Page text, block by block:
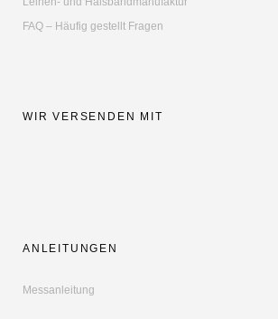
FAQ – Häufig gestellt Fragen
WIR VERSENDEN MIT
ANLEITUNGEN
Messanleitung